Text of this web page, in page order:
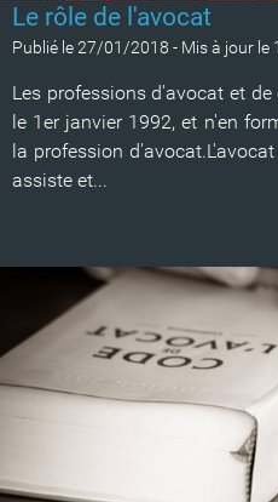
Le rôle de l'avocat
Publié le 27/01/2018 - Mis à jour
Les professions d'avocat et
le 1er janvier 1992, et n'en
la profession
assiste et...